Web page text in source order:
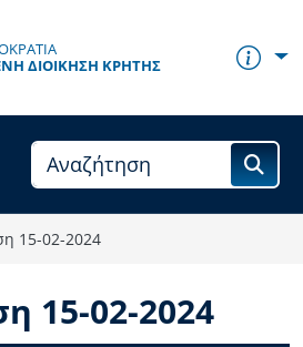
ΔΙΟΊΚΗΣΗ ΚΡΉΤΗΣ
15-02-2024
15-02-2024